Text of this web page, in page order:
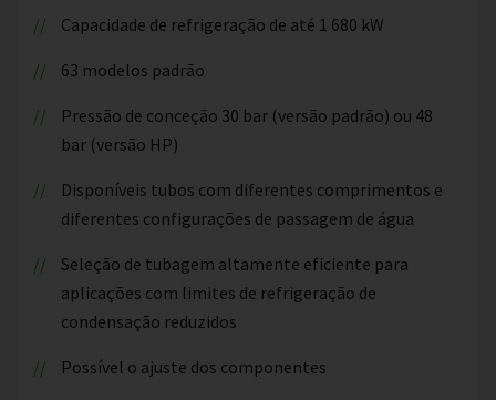
Capacidade de refrigeração de até 1 680 kW
63 modelos padrão
Pressão de conceção 30 bar (versão padrão) ou 48
bar (versão HP)
Disponíveis tubos com diferentes comprimentos e
diferentes configurações de passagem de água
Seleção de tubagem altamente eficiente para
aplicações com limites de refrigeração de
condensação reduzidos
Possível o ajuste dos componentes